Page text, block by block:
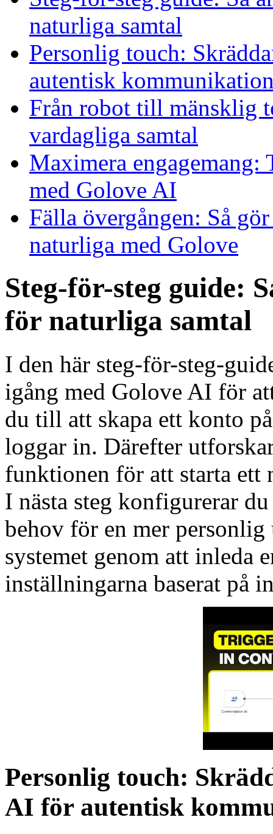
naturliga samtal
Personlig touch:
autentisk
Från robot till mänsklig
vardagliga samtal
Maximera
med Golove AI
Fälla övergången: Så
naturliga med Golove
Steg-för-steg guide:
för naturliga samtal
I den här steg-för-steg-
igång med Golove AI för
du till att skapa ett konto
loggar in. Därefter
funktionen för att starta ett
I nästa steg konfigurerar
behov för en mer
systemet genom att inleda
inställningarna baserat på
Personlig touch:
AI för autentisk